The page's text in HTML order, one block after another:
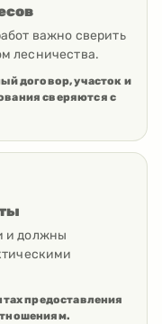
важно сверить
лесничества.
договор, участок и
сверяются с
и должны
предоставления